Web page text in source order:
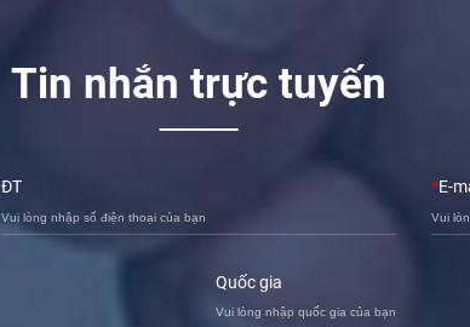
Tin nhắn trực tuyến
ĐT *E-
Quốc gia